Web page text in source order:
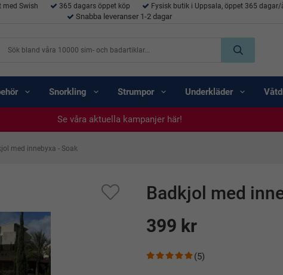
med Swish 365 dagars öppet köp Fysisk butik i Uppsala, öppet 365 dagar/
Snabba leveranser 1-2 dagar
Snorkling Strumpor Underkläder
Se våra aktuella kampanjer här!
Se våra aktuella kampanjer här!
Se våra aktuella kampanjer här!
Se våra aktuella kampanjer här!
Se våra aktuella kampanjer här!
med innebyxa - Soak
Badkjol med
399 kr
(5)